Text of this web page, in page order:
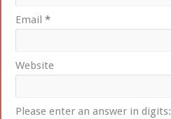
Email*
Website
Please enter an answer in digits: